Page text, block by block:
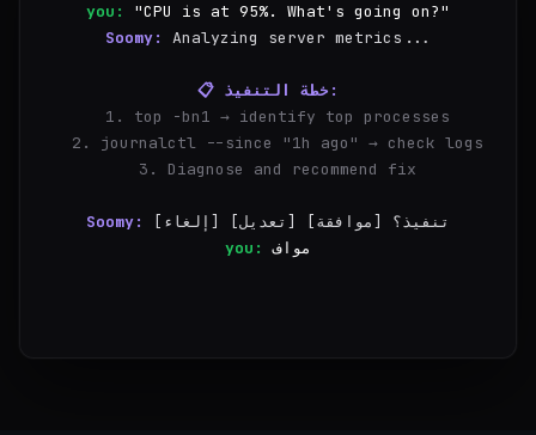
you:
"CPU is at 95%. What's going on?"
Soomy:
Analyzing server metrics...
📋 خطة التنفيذ:
  1. top -bn1 → identify top processes
  2. journalctl --since "1h ago" → check logs
  3. Diagnose and recommend fix
Soomy:
تنفيذ؟ [موافقة] [تعديل] [إلغاء]
you:
موافقة